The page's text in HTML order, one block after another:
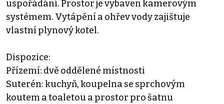
uspořádání. Prostor je vybaven kamerovým
systémem. Vytápění a ohřev vody zajištuje
vlastní plynový kotel.
Dispozice:
Přízemí: dvě oddělené místnosti
Suterén: kuchyň, koupelna se sprchovým
koutem a toaletou a prostor pro šatnu